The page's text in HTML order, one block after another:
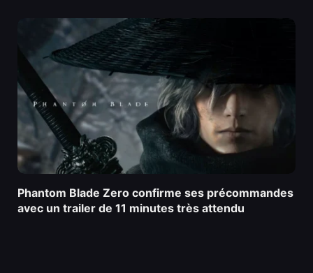
Phantom Blade Zero confirme ses précommandes
avec un trailer de 11 minutes très attendu